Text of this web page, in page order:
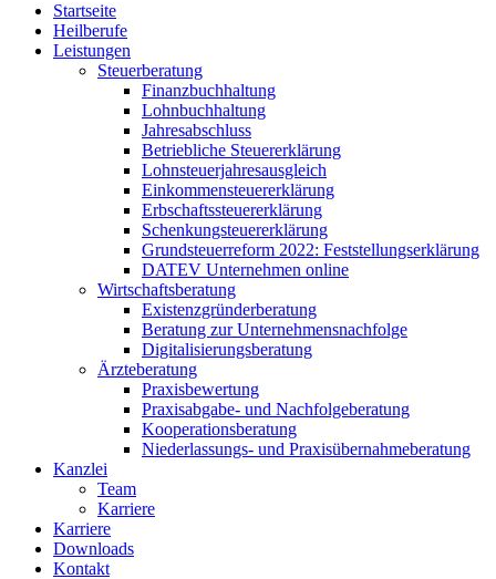
Startseite
Heilberufe
Leistungen
Steuerberatung
Finanzbuchhaltung
Lohnbuchhaltung
Jahresabschluss
Betriebliche Steuererklärung
Lohnsteuerjahresausgleich
Einkommensteuererklärung
Erbschaftssteuererklärung
Schenkungsteuererklärung
Grundsteuerreform 2022: Feststellungserklärung
DATEV Unternehmen online
Wirtschaftsberatung
Existenzgründerberatung
Beratung zur Unternehmensnachfolge
Digitalisierungsberatung
Ärzteberatung
Praxisbewertung
Praxisabgabe- und Nachfolgeberatung
Kooperationsberatung
Niederlassungs- und Praxisübernahmeberatung
Kanzlei
Team
Karriere
Karriere
Downloads
Kontakt